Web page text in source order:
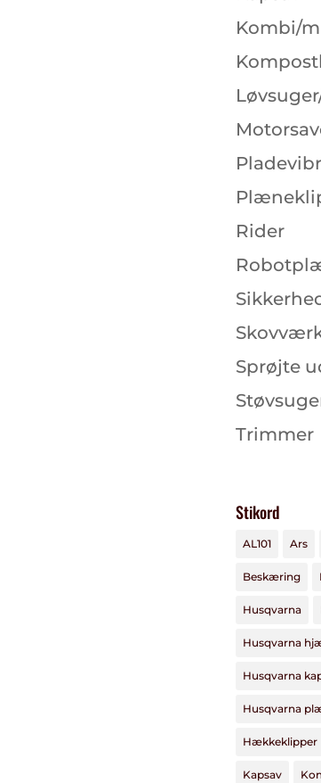
Kombi/
Rider
Sprøjte
Trimmer
Stikord
AL101 Ars
Beskæring
Husqvarna
Husqvarna
Husqvarna
Husqvarna
Hækkeklipper
Kapsav